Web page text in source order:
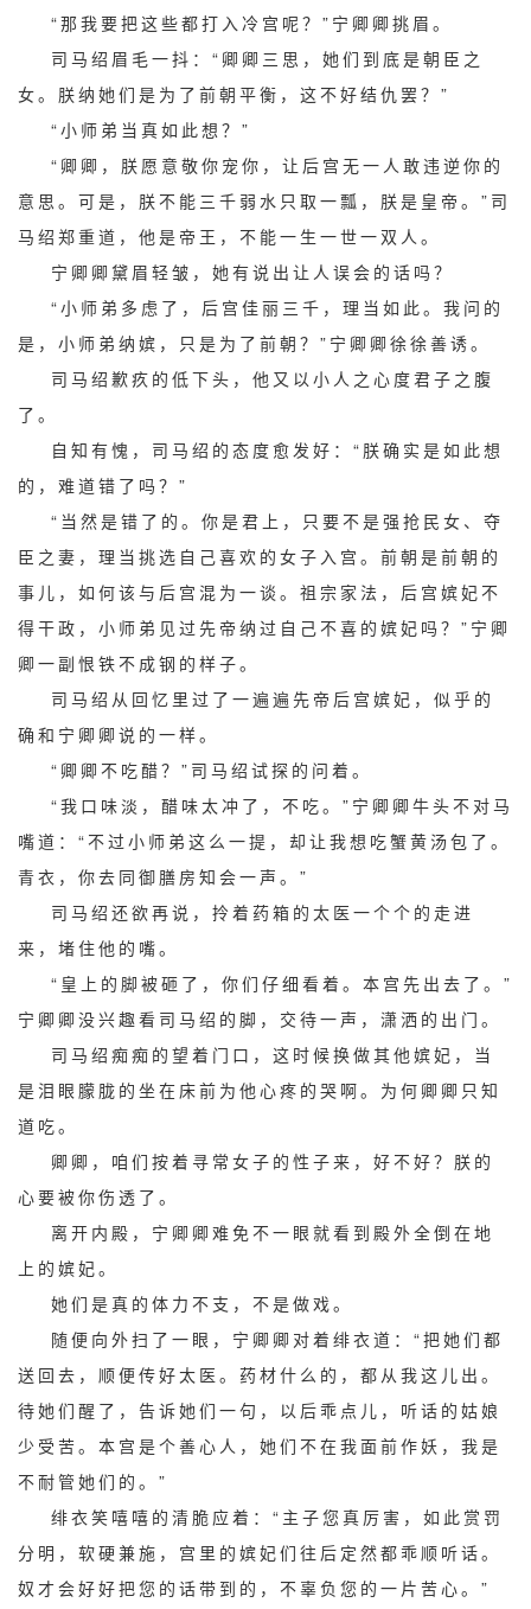
“那我要把这些都打入冷宫呢？”宁卿卿挑眉。
司马绍眉毛一抖：“卿卿三思，她们到底是朝臣之
女。朕纳她们是为了前朝平衡，这不好结仇罢？”
“小师弟当真如此想？”
“卿卿，朕愿意敬你宠你，让后宫无一人敢违逆你的
意思。可是，朕不能三千弱水只取一瓢，朕是皇帝。”司
马绍郑重道，他是帝王，不能一生一世一双人。
宁卿卿黛眉轻皱，她有说出让人误会的话吗？
“小师弟多虑了，后宫佳丽三千，理当如此。我问的
是，小师弟纳嫔，只是为了前朝？”宁卿卿徐徐善诱。
司马绍歉疚的低下头，他又以小人之心度君子之腹
了。
自知有愧，司马绍的态度愈发好：“朕确实是如此想
的，难道错了吗？”
“当然是错了的。你是君上，只要不是强抢民女、夺
臣之妻，理当挑选自己喜欢的女子入宫。前朝是前朝的
事儿，如何该与后宫混为一谈。祖宗家法，后宫嫔妃不
得干政，小师弟见过先帝纳过自己不喜的嫔妃吗？”宁卿
卿一副恨铁不成钢的样子。
司马绍从回忆里过了一遍遍先帝后宫嫔妃，似乎的
确和宁卿卿说的一样。
“卿卿不吃醋？”司马绍试探的问着。
“我口味淡，醋味太冲了，不吃。”宁卿卿牛头不对马
嘴道：“不过小师弟这么一提，却让我想吃蟹黄汤包了。
青衣，你去同御膳房知会一声。”
司马绍还欲再说，拎着药箱的太医一个个的走进
来，堵住他的嘴。
“皇上的脚被砸了，你们仔细看着。本宫先出去了。”
宁卿卿没兴趣看司马绍的脚，交待一声，潇洒的出门。
司马绍痴痴的望着门口，这时候换做其他嫔妃，当
是泪眼朦胧的坐在床前为他心疼的哭啊。为何卿卿只知
道吃。
卿卿，咱们按着寻常女子的性子来，好不好？朕的
心要被你伤透了。
离开内殿，宁卿卿难免不一眼就看到殿外全倒在地
上的嫔妃。
她们是真的体力不支，不是做戏。
随便向外扫了一眼，宁卿卿对着绯衣道：“把她们都
送回去，顺便传好太医。药材什么的，都从我这儿出。
待她们醒了，告诉她们一句，以后乖点儿，听话的姑娘
少受苦。本宫是个善心人，她们不在我面前作妖，我是
不耐管她们的。”
绯衣笑嘻嘻的清脆应着：“主子您真厉害，如此赏罚
分明，软硬兼施，宫里的嫔妃们往后定然都乖顺听话。
奴才会好好把您的话带到的，不辜负您的一片苦心。”